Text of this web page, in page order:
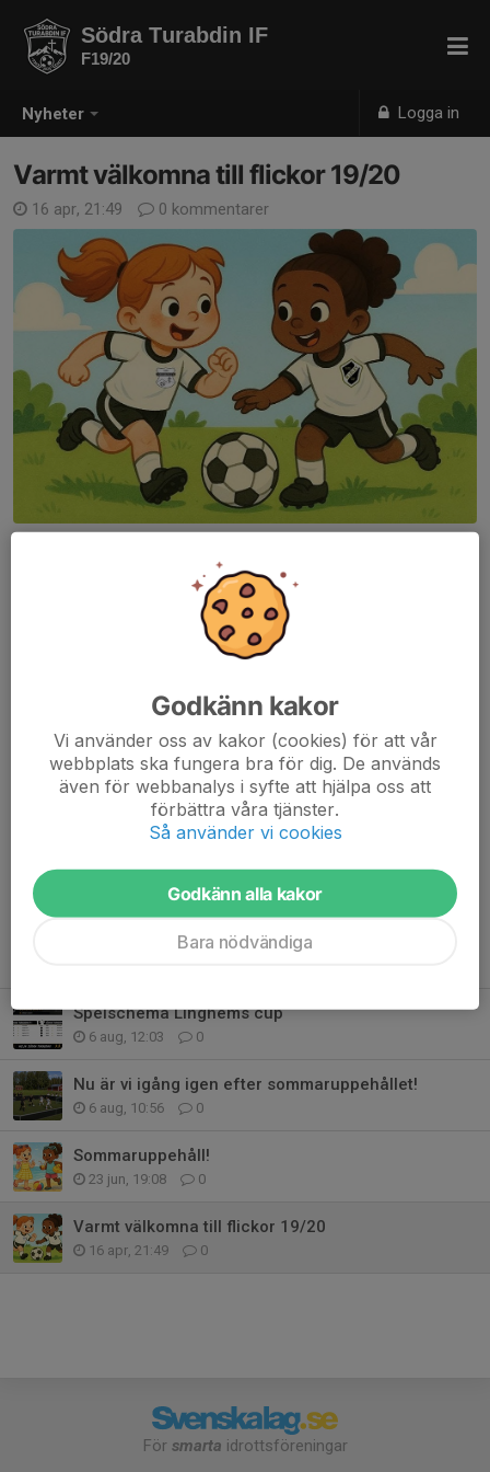
Nyheter Logga in
Södra Turabdin IF
F19/20
Varmt välkomna till flickor 19/20
16 apr, 21:49 0 kommentarer
vi hälsar alla, nya som gamla, flickor födda 2019 och 2020,
välkomna till Lundbyvallen.
Vi tränar på tisdagar mellan 17:30 och 18:30 och träningarna
Ta på dig oömma kläder efter väder, greppa vattenflaskan och
kom ner och bli en del av ett härligt gäng.
Vi ses på Lundbyvallen.
Spelschema Linghems cup
6 aug, 12:03 0
Nu är vi igång igen efter sommaruppehållet!
6 aug, 10:56 0
Sommaruppehåll!
23 jun, 19:08 0
Varmt välkomna till flickor 19/20
16 apr, 21:49 0
För smarta idrottsföreningar
Godkänn kakor
Vi använder oss av kakor (cookies) för att vår
webbplats ska fungera bra för dig. De används
även för webbanalys i syfte att hjälpa oss att
förbättra våra tjänster.
Så använder vi cookies
Godkänn alla kakor
Bara nödvändiga